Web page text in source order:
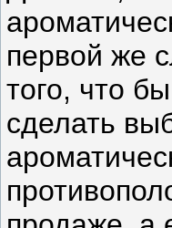
первой же
того, что
сделать